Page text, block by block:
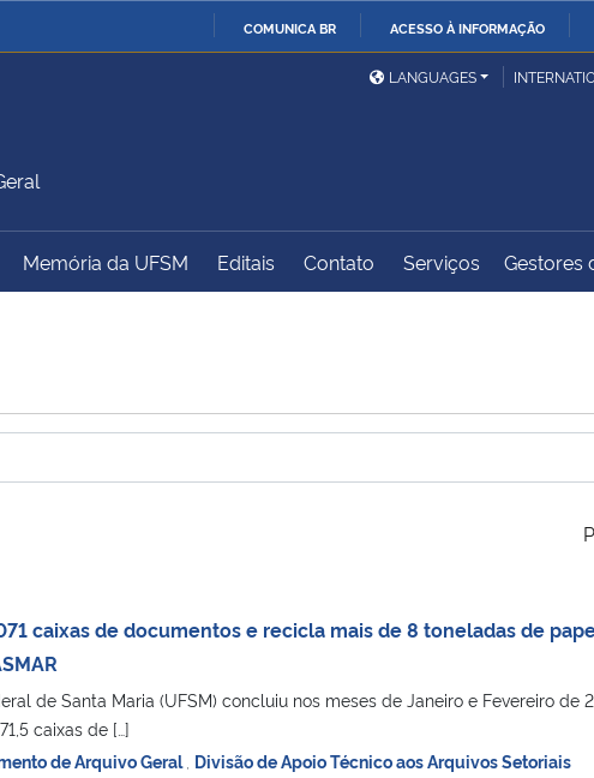
COMUNICA BR ACESSO À INFORMAÇÃO
e
Ministério da Defesa
Ministério das Relações
Exteriores
Ministério do
Controladoria-Geral da
LANGUAGES
Memória da UFSM Editais Contato Serviços Gestores
caixas de documentos e recicla mais de 8 toneladas de
de Santa Maria (UFSM) concluiu nos meses de Janeiro e Fevereiro de
caixas de […]
de Arquivo Geral
Divisão de Apoio Técnico aos Arquivos Setoriais